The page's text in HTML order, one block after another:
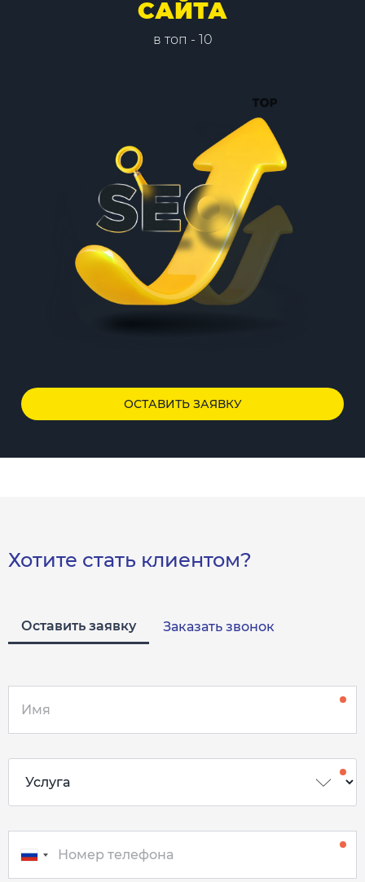
САЙТА
в топ - 10
ОСТАВИТЬ ЗАЯВКУ
Хотите стать клиентом?
Оставить заявку Заказать звонок